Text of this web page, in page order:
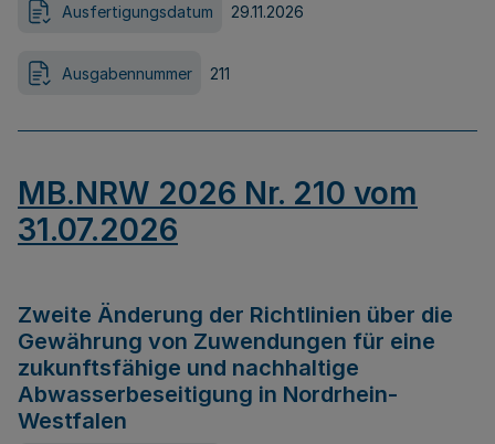
Ausfertigungsdatum 29.11.2026
Ausgabennummer 211
MB.NRW 2026 Nr. 210 vom
31.07.2026
Zweite Änderung der Richtlinien über die
Gewährung von Zuwendungen für eine
zukunftsfähige und nachhaltige
Abwasserbeseitigung in Nordrhein-
Westfalen